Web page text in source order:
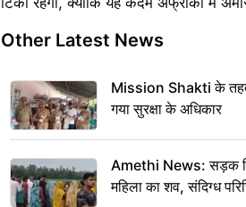
Other Latest News
Mission Shakti के तहत
गया सुरक्षा के अधिकार
Amethi News: सड़क
महिला का शव, संदिग्ध